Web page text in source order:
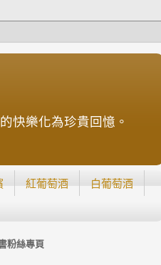
快樂化為珍貴回憶。
紅葡萄酒 白葡萄酒
粉絲專頁